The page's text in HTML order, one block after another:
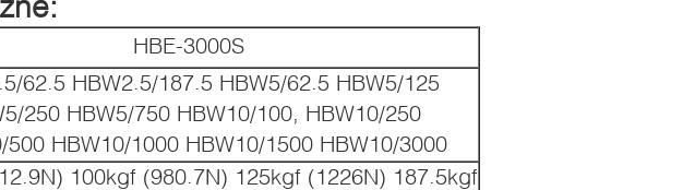
HBE-3000S
62.5 HBW2.5/187.5 HBW5/62.5 HBW5/125
250 HBW5/750 HBW10/100, HBW10/250
500 HBW10/1000 HBW10/1500 HBW10/3000
100kgf (980.7N) 125kgf (1226N) 187.5kgf